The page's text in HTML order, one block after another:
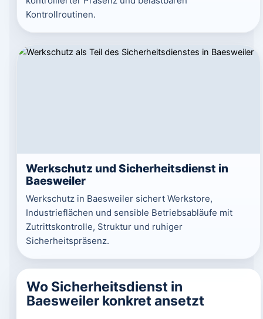
Kontrollroutinen.
Werkschutz und Sicherheitsdienst in
Baesweiler
Werkschutz in Baesweiler sichert Werkstore,
Industrieflächen und sensible Betriebsabläufe mit
Zutrittskontrolle, Struktur und ruhiger
Sicherheitspräsenz.
Wo Sicherheitsdienst in
Baesweiler konkret ansetzt